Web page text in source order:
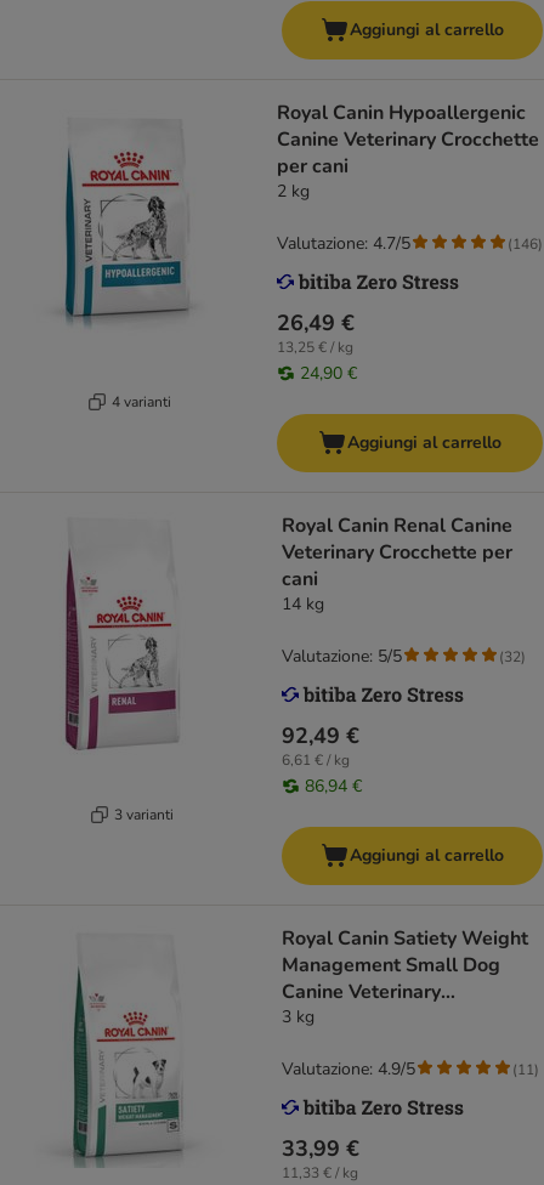
Aggiungi al carrello
4 varianti
Royal Canin Hypoallergenic
Canine Veterinary Crocchette
per cani
2 kg
26,49 €
13,25 € / kg
24,90 €
Valutazione: 4.7/5 (146)
Aggiungi al carrello
3 varianti
Royal Canin Renal Canine
Veterinary Crocchette per
cani
14 kg
92,49 €
6,61 € / kg
86,94 €
Valutazione: 5/5 (32)
Aggiungi al carrello
Royal Canin Satiety Weight
Management Small Dog
Canine Veterinary
Crocchette per cani
3 kg
33,99 €
11,33 € / kg
Valutazione: 4.9/5 (11)